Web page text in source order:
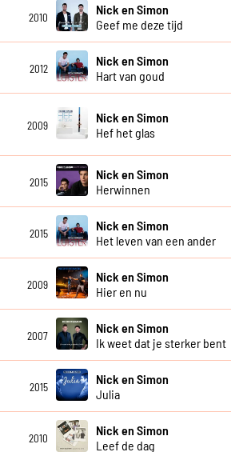
2010
Nick en Simon
Geef me deze tijd
2012
Nick en Simon
Hart van goud
2009
Nick en Simon
Hef het glas
2015
Nick en Simon
Herwinnen
2015
Nick en Simon
Het leven van een ander
2009
Nick en Simon
Hier en nu
2007
Nick en Simon
Ik weet dat je sterker bent
2015
Nick en Simon
Julia
2010
Nick en Simon
Leef de dag